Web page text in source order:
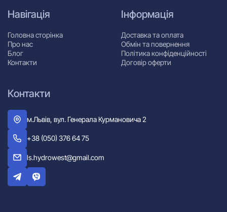
Навігація
Головна сторінка
Про нас
Блог
Контакти
Інформація
Доставка та оплата
Обмін та повернення
Політика конфіденційності
Договір оферти
Контакти
м.Львів, вул. Генерала Курмановича 2
+38 (050) 376 64 75
ls.hydrowest@gmail.com